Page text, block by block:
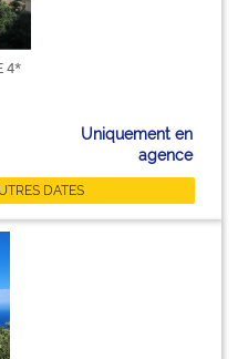
4*
Uniquement en
agence
DATES